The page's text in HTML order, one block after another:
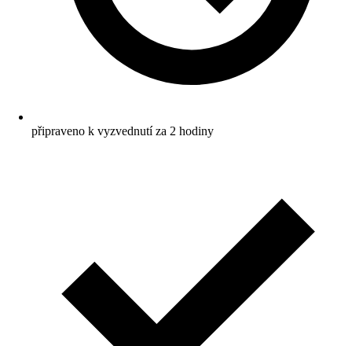
připraveno k vyzvednutí za 2 hodiny